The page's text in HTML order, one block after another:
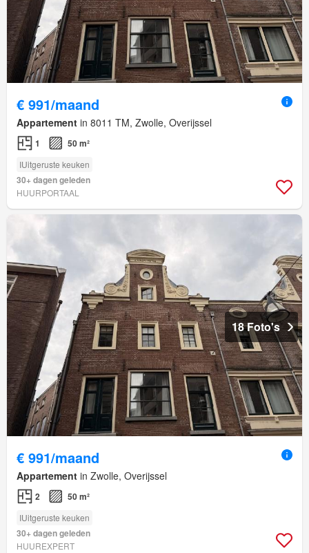
€ 991/maand
Appartement in 8011 TM, Zwolle, Overijssel
1 50 m²
IUitgeruste keuken
30+ dagen geleden
HUURPORTAAL
18 Foto's
€ 991/maand
Appartement in Zwolle, Overijssel
2 50 m²
IUitgeruste keuken
30+ dagen geleden
HUUREXPERT